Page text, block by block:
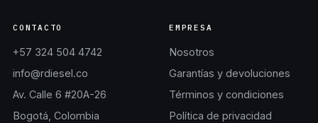
CONTACTO
+57 324 504 4742
info@rdiesel.co
Av. Calle 6 #20A-26
Bogotá, Colombia
EMPRESA
Nosotros
Garantías y devoluciones
Términos y condiciones
Política de privacidad